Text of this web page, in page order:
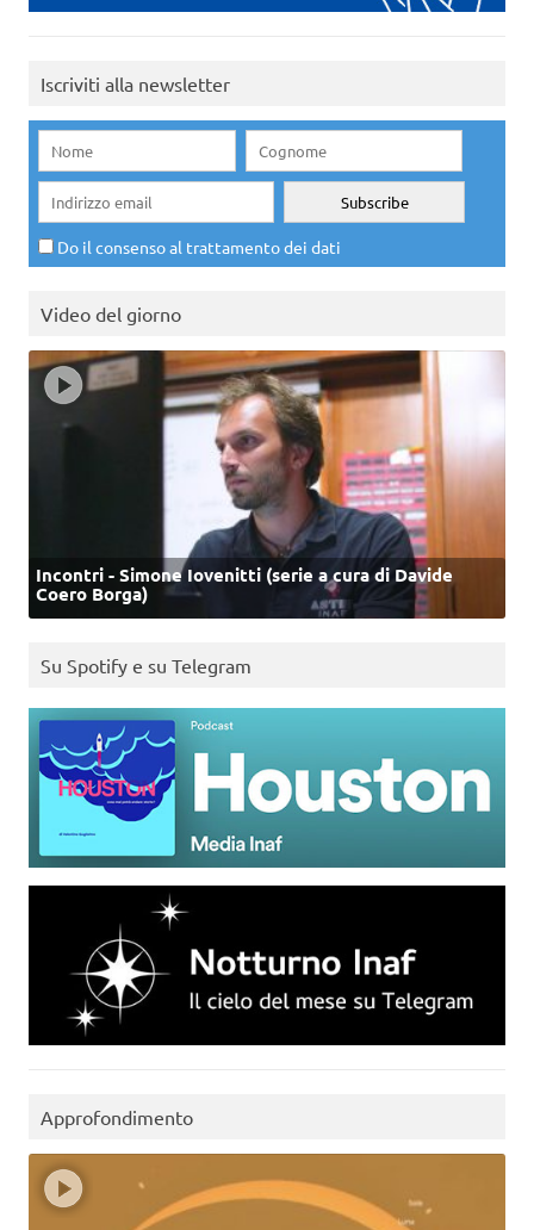
Iscriviti alla newsletter
Do il consenso al trattamento dei dati
Video del giorno
Incontri - Simone Iovenitti (serie a cura di Davide
Coero Borga)
Su Spotify e su Telegram
Approfondimento